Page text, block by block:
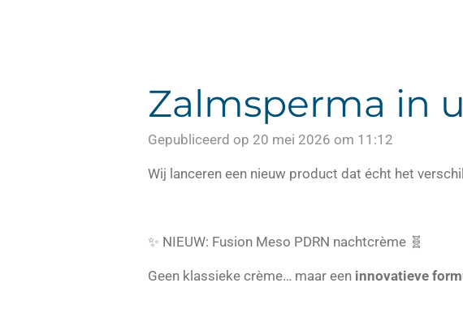
Zalmsperma in
Gepubliceerd op 20 mei 2026 om 11:12
Wij lanceren een nieuw product dat écht het
✨ NIEUW: Fusion Meso PDRN nachtcrème 🧬
Geen klassieke crème… maar een innovatieve